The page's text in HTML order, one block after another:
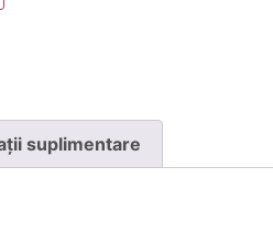
suplimentare